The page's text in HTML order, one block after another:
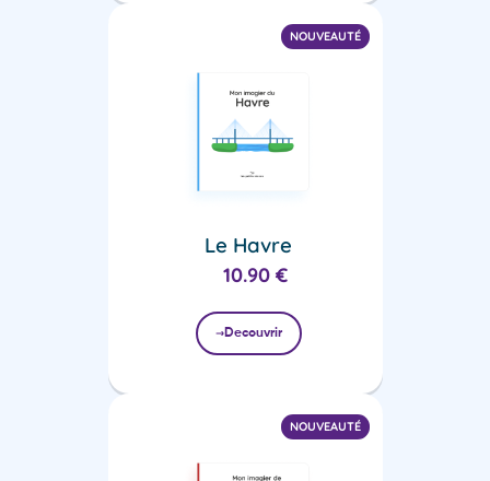
NOUVEAUTÉ
Le Havre
10.90 €
Decouvrir
NOUVEAUTÉ